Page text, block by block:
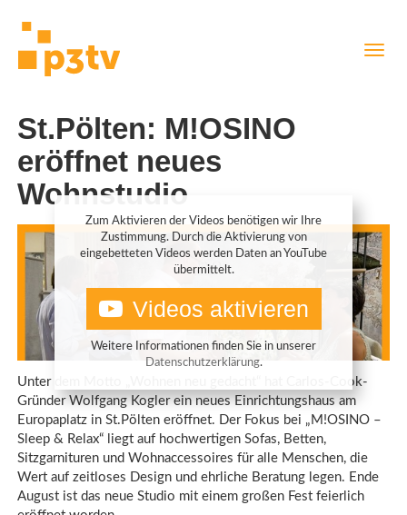
St.Pölten: M!OSINO
eröffnet neues
Wohnstudio
Zum Aktivieren der Videos benötigen wir Ihre
Zustimmung. Durch die Aktivierung von
eingebetteten Videos werden Daten an YouTube
übermittelt.
Videos aktivieren
Weitere Informationen finden Sie in unserer
Datenschutzerklärung.
Unter dem Motto „Wohnen neu gedacht“ hat Carlos-Cook-
Gründer Wolfgang Kogler ein neues Einrichtungshaus am
Europaplatz in St.Pölten eröffnet. Der Fokus bei „M!OSINO –
Sleep & Relax“ liegt auf hochwertigen Sofas, Betten,
Sitzgarnituren und Wohnaccessoires für alle Menschen, die
Wert auf zeitloses Design und ehrliche Beratung legen. Ende
August ist das neue Studio mit einem großen Fest feierlich